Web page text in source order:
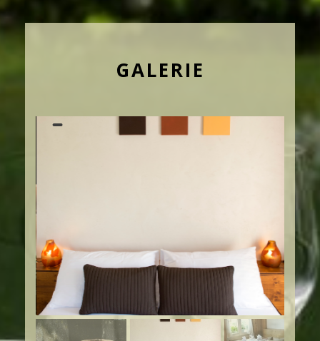
GALERIE